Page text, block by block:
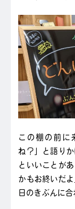
この棚の前に
ね？」と語り
といいことが
かもお終いだ
日のきぶんに